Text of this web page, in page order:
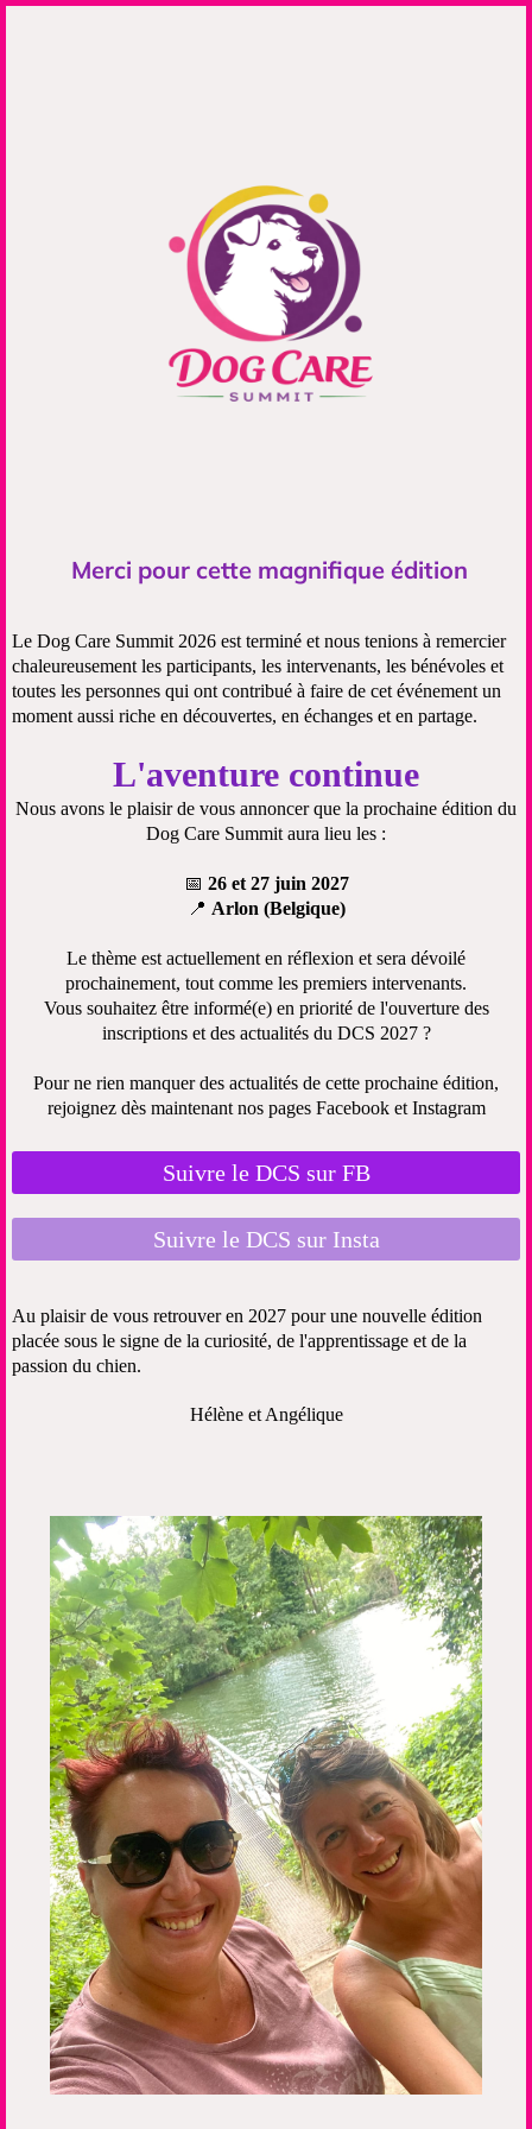
Merci pour cette magnifique édition
Le Dog Care Summit 2026 est terminé et nous tenions à remercier
chaleureusement les participants, les intervenants, les bénévoles et
toutes les personnes qui ont contribué à faire de cet événement un
moment aussi riche en découvertes, en échanges et en partage.
L'aventure continue
Nous avons le plaisir de vous annoncer que la prochaine édition du
Dog Care Summit aura lieu les :
📅 26 et 27 juin 2027
📍 Arlon (Belgique)
Le thème est actuellement en réflexion et sera dévoilé
prochainement, tout comme les premiers intervenants.
Vous souhaitez être informé(e) en priorité de l'ouverture des
inscriptions et des actualités du DCS 2027 ?
Pour ne rien manquer des actualités de cette prochaine édition,
rejoignez dès maintenant nos pages Facebook et Instagram
Suivre le DCS sur FB
Suivre le DCS sur Insta
Au plaisir de vous retrouver en 2027 pour une nouvelle édition
placée sous le signe de la curiosité, de l'apprentissage et de la
passion du chien.
Hélène et Angélique